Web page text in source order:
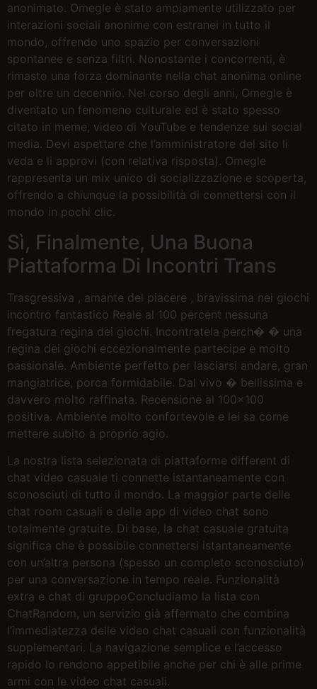
anonimato. Omegle è stato ampiamente utilizzato per
interazioni sociali anonime con estranei in tutto il
mondo, offrendo uno spazio per conversazioni
spontanee e senza filtri. Nonostante i concorrenti, è
rimasto una forza dominante nella chat anonima online
per oltre un decennio. Nel corso degli anni, Omegle è
diventato un fenomeno culturale ed è stato spesso
citato in meme, video di YouTube e tendenze sui social
media. Devi aspettare che l’amministratore del sito li
veda e li approvi (con relativa risposta). Omegle
rappresenta un mix unico di socializzazione e scoperta,
offrendo a chiunque la possibilità di connettersi con il
mondo in pochi clic.
Sì, Finalmente, Una Buona
Piattaforma Di Incontri Trans
Trasgressiva , amante del piacere , bravissima nei giochi
incontro fantastico Reale al 100 percent nessuna
fregatura regina dei giochi. Incontratela perch� � una
regina dei giochi eccezionalmente partecipe e molto
passionale. Ambiente perfetto per lasciarsi andare, gran
mangiatrice, porca formidabile. Dal vivo � bellissima e
davvero molto raffinata. Recensione al 100×100
positiva. Ambiente molto confortevole e lei sa come
mettere subito a proprio agio.
La nostra lista selezionata di piattaforme different di
chat video casuale ti connette istantaneamente con
sconosciuti di tutto il mondo. La maggior parte delle
chat room casuali e delle app di video chat sono
totalmente gratuite. Di base, la chat casuale gratuita
significa che è possibile connettersi istantaneamente
con un’altra persona (spesso un completo sconosciuto)
per una conversazione in tempo reale. Funzionalità
extra e chat di gruppoConcludiamo la lista con
ChatRandom, un servizio già affermato che combina
l’immediatezza delle video chat casuali con funzionalità
supplementari. La navigazione semplice e l’accesso
rapido lo rendono appetibile anche per chi è alle prime
armi con le video chat casuali.